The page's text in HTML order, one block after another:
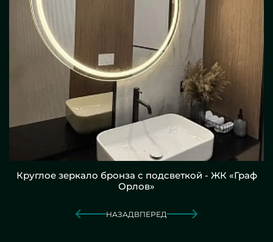
Круглое зеркало бронза с подсветкой - ЖК «Граф
Орлов»
НАЗАД ВПЕРЕД